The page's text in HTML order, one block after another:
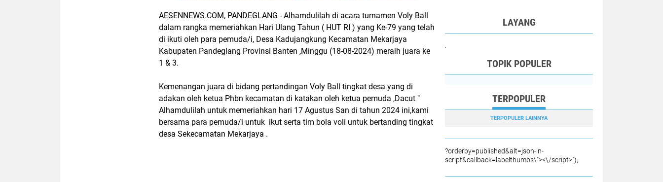
AESENNEWS.COM, PANDEGLANG - Alhamdulilah di acara turnamen Voly Ball
dalam rangka memeriahkan Hari Ulang Tahun ( HUT RI ) yang Ke-79 yang telah
di ikuti oleh para pemuda/i, Desa Kadujangkung Kecamatan Mekarjaya
Kabupaten Pandeglang Provinsi Banten ,Minggu (18-08-2024) meraih juara ke
1 & 3.
Kemenangan juara di bidang pertandingan Voly Ball tingkat desa yang di
adakan oleh ketua Phbn kecamatan di katakan oleh ketua pemuda ,Dacut "
Alhamdulilah untuk memeriahkan hari 17 Agustus San di tahun 2024 ini,kami
bersama para pemuda/i untuk ikut serta tim bola voli untuk bertanding tingkat
desa Sekecamatan Mekarjaya .
LAYANG
TOPIK POPULER
TERPOPULER
TERPOPULER LAINNYA
?orderby=published&alt=json-in-
script&callback=labelthumbs\"><\/script>");